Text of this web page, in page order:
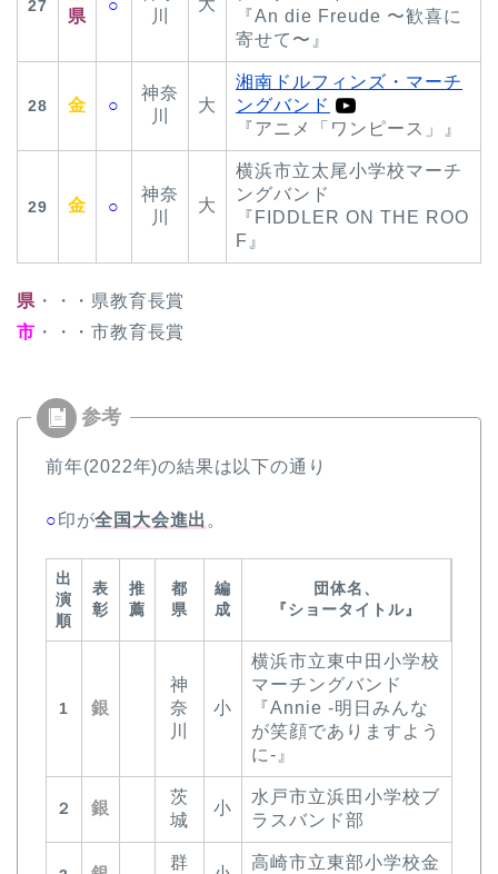
27
県
○
川
大
『An die Freude 〜歓喜に
寄せて〜』
28 金 ○
神奈
川
大
湘南ドルフィンズ・マーチ
ングバンド
『アニメ「ワンピース」』
29 金 ○
神奈
川
大
横浜市立太尾小学校マーチ
ングバンド
『FIDDLER ON THE ROO
F』
県 ・・・県教育長賞
市 ・・・市教育長賞
前年(2022年)の結果は以下の通り
○印が全国大会進出 。
出
演
順
表
彰
推
薦
都
県
編
成
団体名、
『ショータイトル』
1 銀
神
奈
川
小
横浜市立東中田小学校
マーチングバンド
『Annie -明日みんな
が笑顔でありますよう
に-』
２ 銀
茨
城
小
水戸市立浜田小学校ブ
ラスバンド部
群 高崎市立東部小学校金